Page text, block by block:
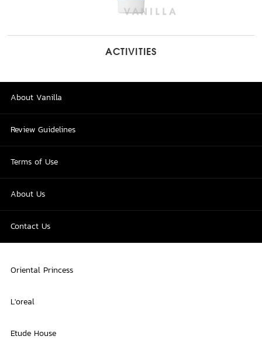
ACTIVITIES
About Vanilla
Review Guidelines
Terms of Use
About Us
Contact Us
Oriental Princess
L'oreal
Etude House